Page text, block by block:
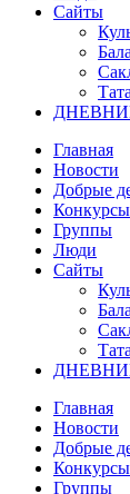
Сайты
Главная
Новости
Добрые
Конкурсы
Группы
Люди
Сайты
Главная
Новости
Добрые
Конкурсы
Группы